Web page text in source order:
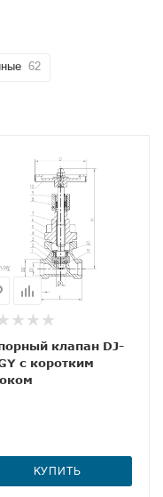
62
клапан DJ-
с коротким
КУПИТЬ